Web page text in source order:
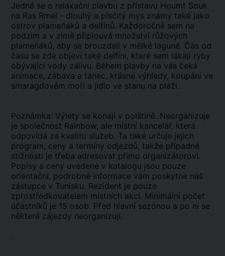
Jedná se o relaxační plavbu z přístavu Houmt Souk
na Ras Rmel - dlouhý a písčitý mys známý také jako
ostrov plameňáků a delfínů. Každoročně sem na
podzim a v zimě připlouvá množství růžových
plameňáků, aby se brouzdali v mělké laguně. Čas od
času se zde objeví také delfíni, které sem lákají ryby
obývající vody zálivu. Během plavby na vás čeká
animace, zábava a tanec, krásné výhledy, koupání ve
smaragdovém moři a jídlo ve stanu na pláži.
Poznámka: Výlety se konají v polštině. Neorganizuje
je společnost Rainbow, ale místní kancelář, která
odpovídá za kvalitu služeb. Ta také určuje jejich
program, ceny a termíny odjezdů, takže případné
stížnosti je třeba adresovat přímo organizátorovi.
Popisy a ceny uvedené v katalogu jsou pouze
orientační, podrobné informace vám poskytne náš
zástupce v Tunisku. Rezident je pouze
zprostředkovatelem místních akcí. Minimální počet
účastníků je 15 osob. Před hlavní sezónou a po ní se
některé zájezdy neorganizují.
.